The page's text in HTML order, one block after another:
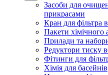
Засоби для
прикрасами
Кран для фільтра
Пакети хімічного
Прилади та
Редуктори тиску
Фітинги для
Хімія для басейнів